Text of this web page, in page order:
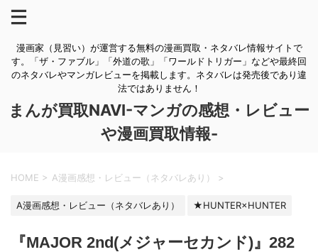
漫画家（見習い）が運営する無料の漫画買取・ネタバレ情報サイトで
す。「ザ・ファブル」「外道の歌」「ワールドトリガー」などや最終回
のネタバレやマンガレビューを掲載します。ネタバレは発売後であり違
法ではありません！
まんが買取NAVI-マンガの感想・レビュー
や漫画買取情報-
HOME > A漫画感想・レビュー（ネタバレあり） >
A漫画感想・レビュー（ネタバレあり） ★HUNTER×HUNTER
『MAJOR 2nd(メジャーセカンド)』282